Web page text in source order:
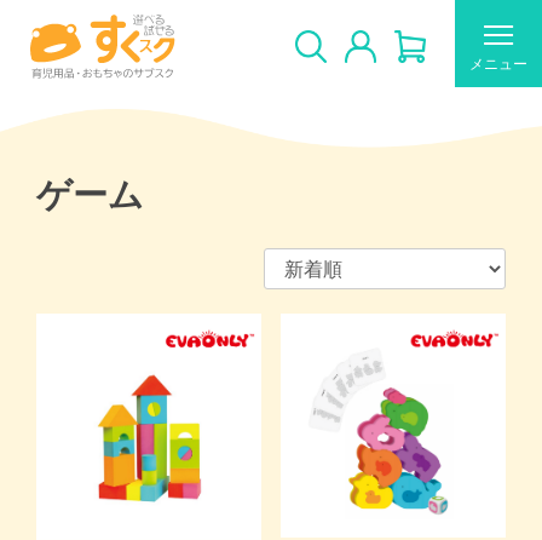
メニュー
すくスクのご利用について
新着商品 おすすめ
ギフトカードの使い方
ゲーム